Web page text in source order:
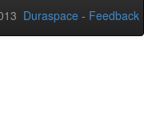
Duraspace - Feedback